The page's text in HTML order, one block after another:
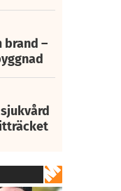
brand –